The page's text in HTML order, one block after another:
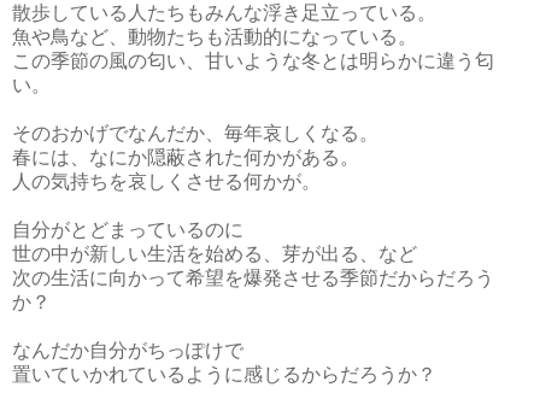
散歩している人たちもみんな浮き足立っている。
魚や鳥など、動物たちも活動的になっている。
この季節の風の匂い、甘いような冬とは明らかに違う匂
い。
そのおかげでなんだか、毎年哀しくなる。
春には、なにか隠蔽された何かがある。
人の気持ちを哀しくさせる何かが。
自分がとどまっているのに
世の中が新しい生活を始める、芽が出る、など
次の生活に向かって希望を爆発させる季節だからだろう
か？
なんだか自分がちっぽけで
置いていかれているように感じるからだろうか？